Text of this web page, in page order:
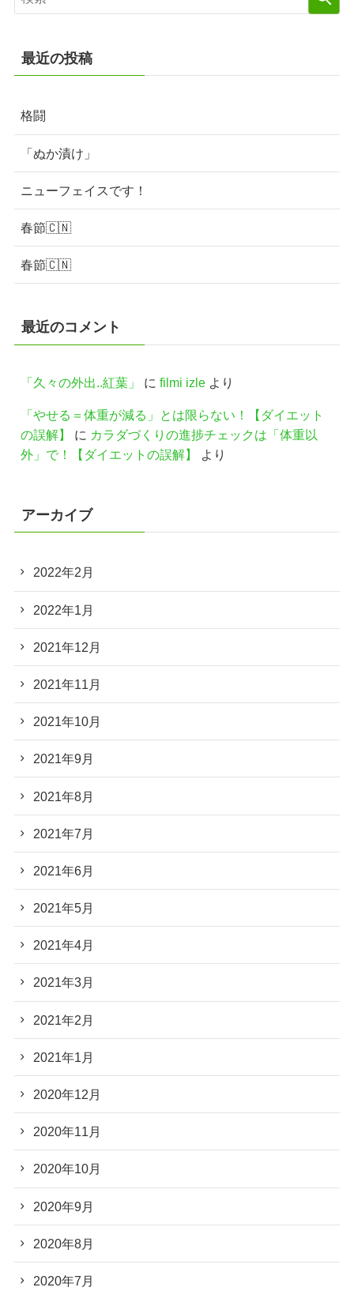
最近の投稿
格闘
「ぬか漬け」
ニューフェイスです！
春節🇨🇳
春節🇨🇳
最近のコメント
「久々の外出..紅葉」 に filmi izleより
「やせる＝体重が減る」とは限らない！【ダイエット
の誤解】
に カラダづくりの進捗チェックは「体重以
外」で！【ダイエットの誤解】
より
アーカイブ
2022年2月
2022年1月
2021年12月
2021年11月
2021年10月
2021年9月
2021年8月
2021年7月
2021年6月
2021年5月
2021年4月
2021年3月
2021年2月
2021年1月
2020年12月
2020年11月
2020年10月
2020年9月
2020年8月
2020年7月